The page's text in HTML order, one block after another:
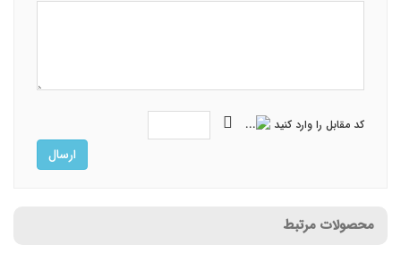
کد مقابل را وارد کنید
ارسال
محصولات مرتبط